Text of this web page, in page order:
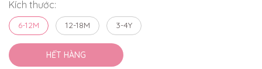
Kích thước:
6-12M 12-18M 3-4Y
HẾT HÀNG